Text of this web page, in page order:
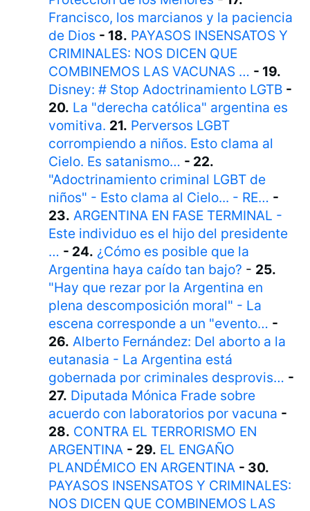
Francisco, los marcianos y la paciencia
de Dios - 18. PAYASOS INSENSATOS Y
CRIMINALES: NOS DICEN QUE
COMBINEMOS LAS VACUNAS … - 19.
Disney: # Stop Adoctrinamiento LGTB -
20. La "derecha católica" argentina es
vomitiva. 21. Perversos LGBT
corrompiendo a niños. Esto clama al
Cielo. Es satanismo… - 22.
"Adoctrinamiento criminal LGBT de
niños" - Esto clama al Cielo... - RE… -
23. ARGENTINA EN FASE TERMINAL -
Este individuo es el hijo del presidente
… - 24. ¿Cómo es posible que la
Argentina haya caído tan bajo? - 25.
"Hay que rezar por la Argentina en
plena descomposición moral" - La
escena corresponde a un "evento… -
26. Alberto Fernández: Del aborto a la
eutanasia - La Argentina está
gobernada por criminales desprovis… -
27. Diputada Mónica Frade sobre
acuerdo con laboratorios por vacuna -
28. CONTRA EL TERRORISMO EN
ARGENTINA - 29. EL ENGAÑO
PLANDÉMICO EN ARGENTINA - 30.
PAYASOS INSENSATOS Y CRIMINALES:
NOS DICEN QUE COMBINEMOS LAS